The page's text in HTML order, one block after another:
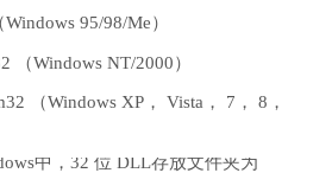
95/98/Me）
（Windows NT/2000）
（Windows XP， Vista， 7， 8，
中，32 位 DLL存放文件夹为